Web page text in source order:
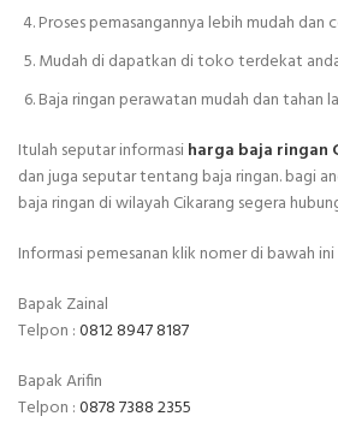
Proses pemasangannya lebih mudah dan
Mudah di dapatkan di toko terdekat
Baja ringan perawatan mudah dan tahan
Itulah seputar informasiharga baja ringan
dan juga seputar tentang baja ringan. bagi
baja ringan di wilayah Cikarang segera
Informasi pemesanan klik nomer di bawah ini
Bapak Zainal
Telpon :0812 8947 8187
Bapak Arifin
Telpon :0878 7388 2355